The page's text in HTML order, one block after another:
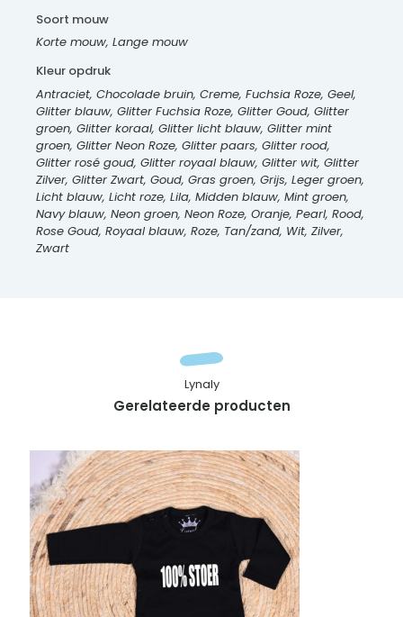
Soort mouw
Korte mouw, Lange mouw
Kleur opdruk
Antraciet, Chocolade bruin, Creme, Fuchsia Roze, Geel,
Glitter blauw, Glitter Fuchsia Roze, Glitter Goud, Glitter
groen, Glitter koraal, Glitter licht blauw, Glitter mint
groen, Glitter Neon Roze, Glitter paars, Glitter rood,
Glitter rosé goud, Glitter royaal blauw, Glitter wit, Glitter
Zilver, Glitter Zwart, Goud, Gras groen, Grijs, Leger groen,
Licht blauw, Licht roze, Lila, Midden blauw, Mint groen,
Navy blauw, Neon groen, Neon Roze, Oranje, Pearl, Rood,
Rose Goud, Royaal blauw, Roze, Tan/zand, Wit, Zilver,
Zwart
Gerelateerde producten
Lynaly